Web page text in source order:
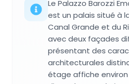
Le Palazzo Barozzi
est un palais situé à
Canal Grande et du
avec deux façades
présentant des
architecturales
étage affiche